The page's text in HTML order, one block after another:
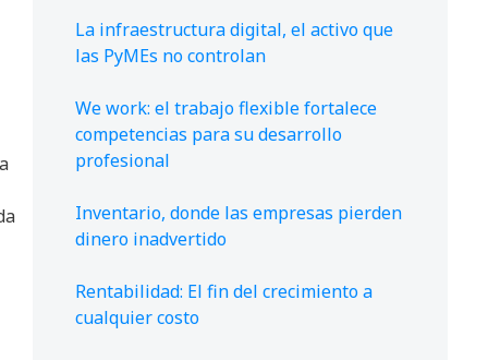
La infraestructura digital, el activo que
las PyMEs no controlan
We work: el trabajo flexible fortalece
competencias para su desarrollo
profesional
Inventario, donde las empresas pierden
dinero inadvertido
Rentabilidad: El fin del crecimiento a
cualquier costo